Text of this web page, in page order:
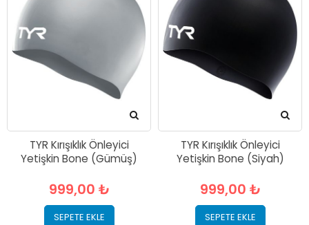
TYR Kırışıklık Önleyici
Yetişkin Bone (Gümüş)
999,00 ₺
SEPETE EKLE
TYR Kırışıklık Önleyici
Yetişkin Bone (Siyah)
999,00 ₺
SEPETE EKLE